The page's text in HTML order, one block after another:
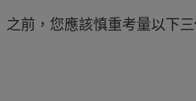
前，您應該慎重考量以下三